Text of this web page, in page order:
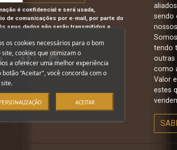
é confidencial e será usada,
de comunicações por e-mail, por parte do
seus dados não serão transmitidos a
sendo
tendo
outras
como
Valor
estes
os cookies necessários para o bom
cookies que otimizam o
a oferecer uma melhor experiência
“Aceitar", você concorda com o
PERSONALIZAÇÃO ACEITAR